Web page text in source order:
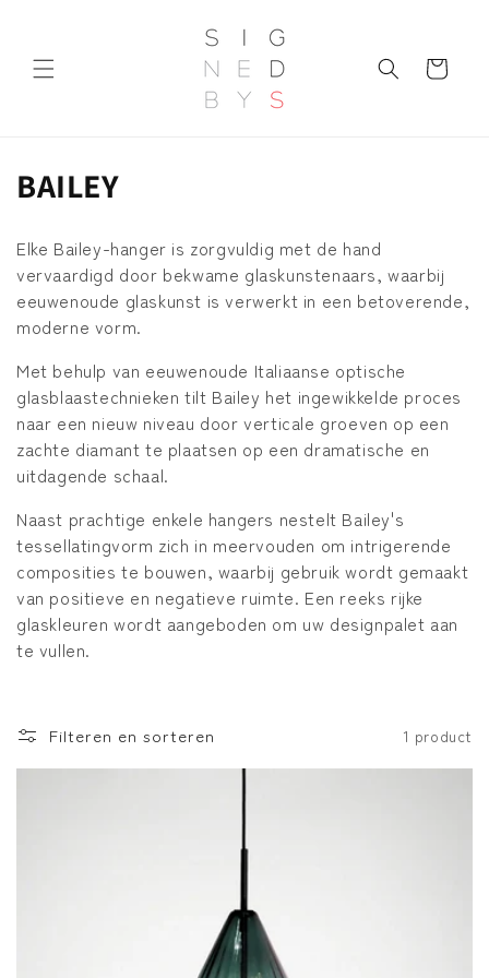
Winkelwagen
C
l
l
e
c
t
i
e
:
BAILEY
Elke Bailey-hanger is zorgvuldig met de hand
vervaardigd door bekwame glaskunstenaars, waarbij
eeuwenoude glaskunst is verwerkt in een betoverende,
moderne vorm.
Met behulp van eeuwenoude Italiaanse optische
glasblaastechnieken tilt Bailey het ingewikkelde proces
naar een nieuw niveau door verticale groeven op een
zachte diamant te plaatsen op een dramatische en
uitdagende schaal.
Naast prachtige enkele hangers nestelt Bailey's
tessellatingvorm zich in meervouden om intrigerende
composities te bouwen, waarbij gebruik wordt gemaakt
van positieve en negatieve ruimte. Een reeks rijke
glaskleuren wordt aangeboden om uw designpalet aan
te vullen.
Filteren en sorteren 1 product